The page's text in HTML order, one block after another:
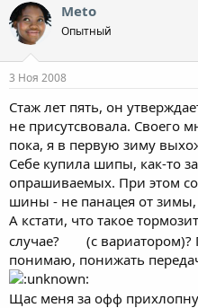
Meto
Опытный
3 Ноя 2008
Стаж лет пять, он
не присутсвовала. Своего
пока, я в первую зиму
Себе купила шипы, как-то
опрашиваемых. При этом
шины - не панацея от зимы,
А кстати, что такое
случае?
(с
понимаю, понижать
Щас меня за офф